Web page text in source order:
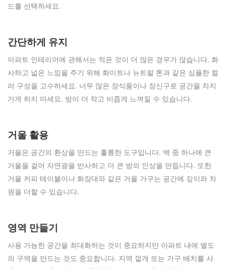
드를 선택하세요.
간단하게 유지
아파트 인테리어에 관해서는 적은 것이 더 많은 경우가 많습니다. 화
사하고 넓은 느낌을 주기 위해 화이트나 뉴트럴 톤과 같은 심플한 컬
러 구성을 고수하세요. 너무 많은 장식품이나 장신구로 공간을 차지
가게 하지 마세요. 방이 더 작고 비좁게 느껴질 수 있습니다.
거울 활용
거울은 공간의 환상을 만드는 훌륭한 도구입니다. 벽 중 하나에 큰
거울을 걸어 자연광을 반사하고 더 큰 방의 인상을 만듭니다. 또한
거울 커피 테이블이나 화장대와 같은 거울 가구는 공간에 깊이와 차
원을 더할 수 있습니다.
영역 만들기
사용 가능한 공간을 최대화하는 것이 중요하지만 아파트 내에 별도
의 구역을 만드는 것도 중요합니다. 지역 깔개 또는 가구 배치를 사